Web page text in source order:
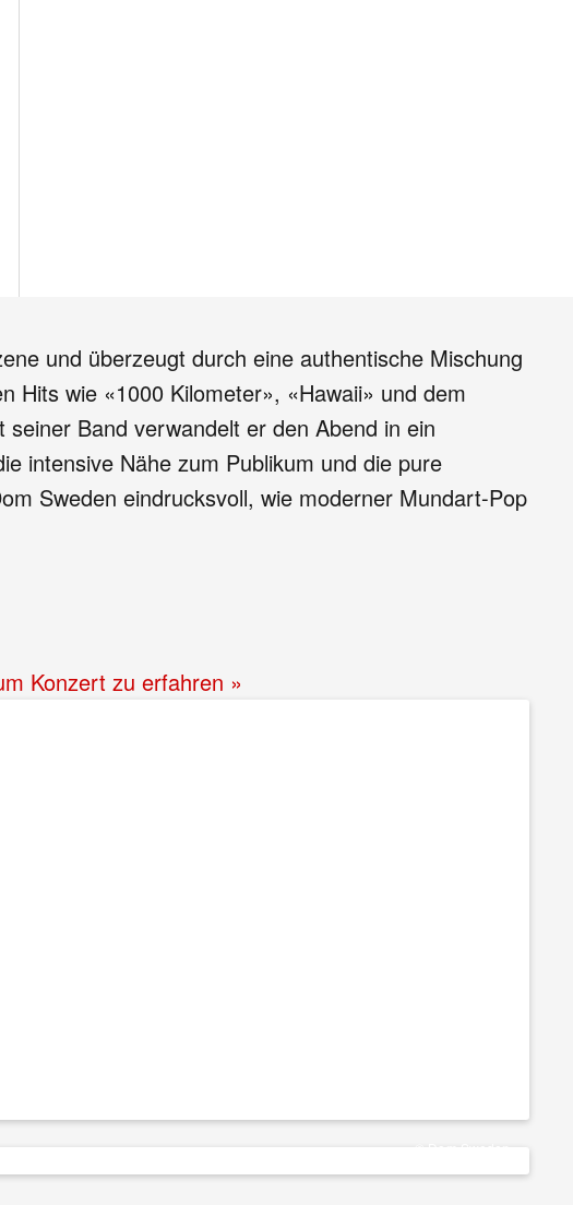
und überzeugt durch eine authentische Mischung
Hits wie «1000 Kilometer», «Hawaii» und dem
Band verwandelt er den Abend in ein
intensive Nähe zum Publikum und die pure
Sweden eindrucksvoll, wie moderner Mundart-Pop
Konzert zu erfahren »